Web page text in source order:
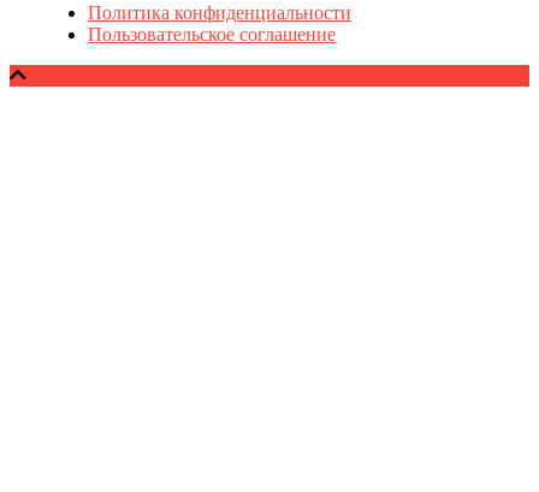
Политика конфиденциальности
Пользовательское соглашение